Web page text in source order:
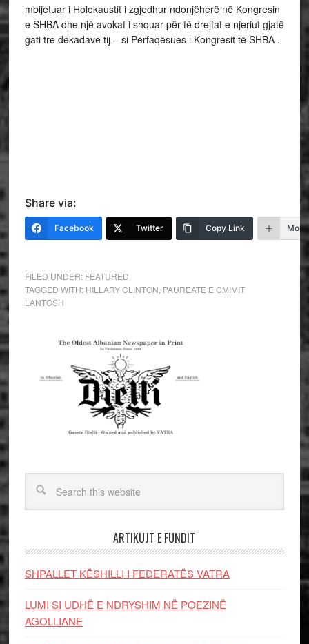
mbijetuar i Holokaustit i zgjedhur ndonjëherë në Kongresin
e SHBA dhe një avokat i shquar për të drejtat e njeriut gjatë
gati tre dekadave tij – si Përfaqësues i Kongresit të SHBA .
Share via:
Facebook Twitter Copy Link More
FILED UNDER: FEATURED
TAGGED WITH: HILLARY CLINTON PAUREATE E CMIMIT
LANTOSH
ARTIKUJT E FUNDIT
SHPALLET KËSHILLI I FEDERATËS VATRA
LUMI SI UDHË E NDRYSHIM NË POEZINË
AGOLLIANE